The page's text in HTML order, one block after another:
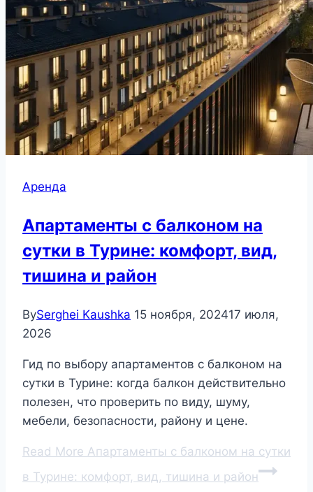
Аренда
Апартаменты с балконом на
сутки в Турине: комфорт, вид,
тишина и район
BySerghei Kaushka 15 ноября, 202417 июля,
2026
Гид по выбору апартаментов с балконом на
сутки в Турине: когда балкон действительно
полезен, что проверить по виду, шуму,
мебели, безопасности, району и цене.
Read More Апартаменты с балконом на сутки
в Турине: комфорт, вид, тишина и район